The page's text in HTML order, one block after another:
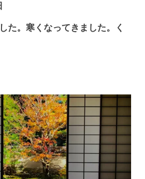
た。寒くなってきました。く